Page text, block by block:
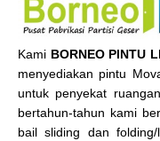
Kami BORNEO PINTU
menyediakan pintu
untuk penyekat
bertahun-tahun kami
bail sliding dan